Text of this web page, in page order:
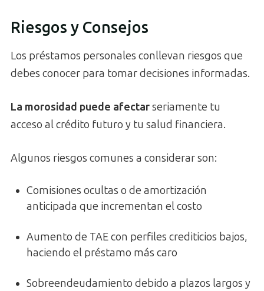
Riesgos y Consejos
Los préstamos personales conllevan riesgos que
debes conocer para tomar decisiones informadas.
La morosidad puede afectarseriamente tu
acceso al crédito futuro y tu salud financiera.
Algunos riesgos comunes a considerar son:
Comisiones ocultas o de amortización
anticipada que incrementan el costo
Aumento de TAE con perfiles crediticios bajos,
haciendo el préstamo más caro
Sobreendeudamiento debido a plazos largos y